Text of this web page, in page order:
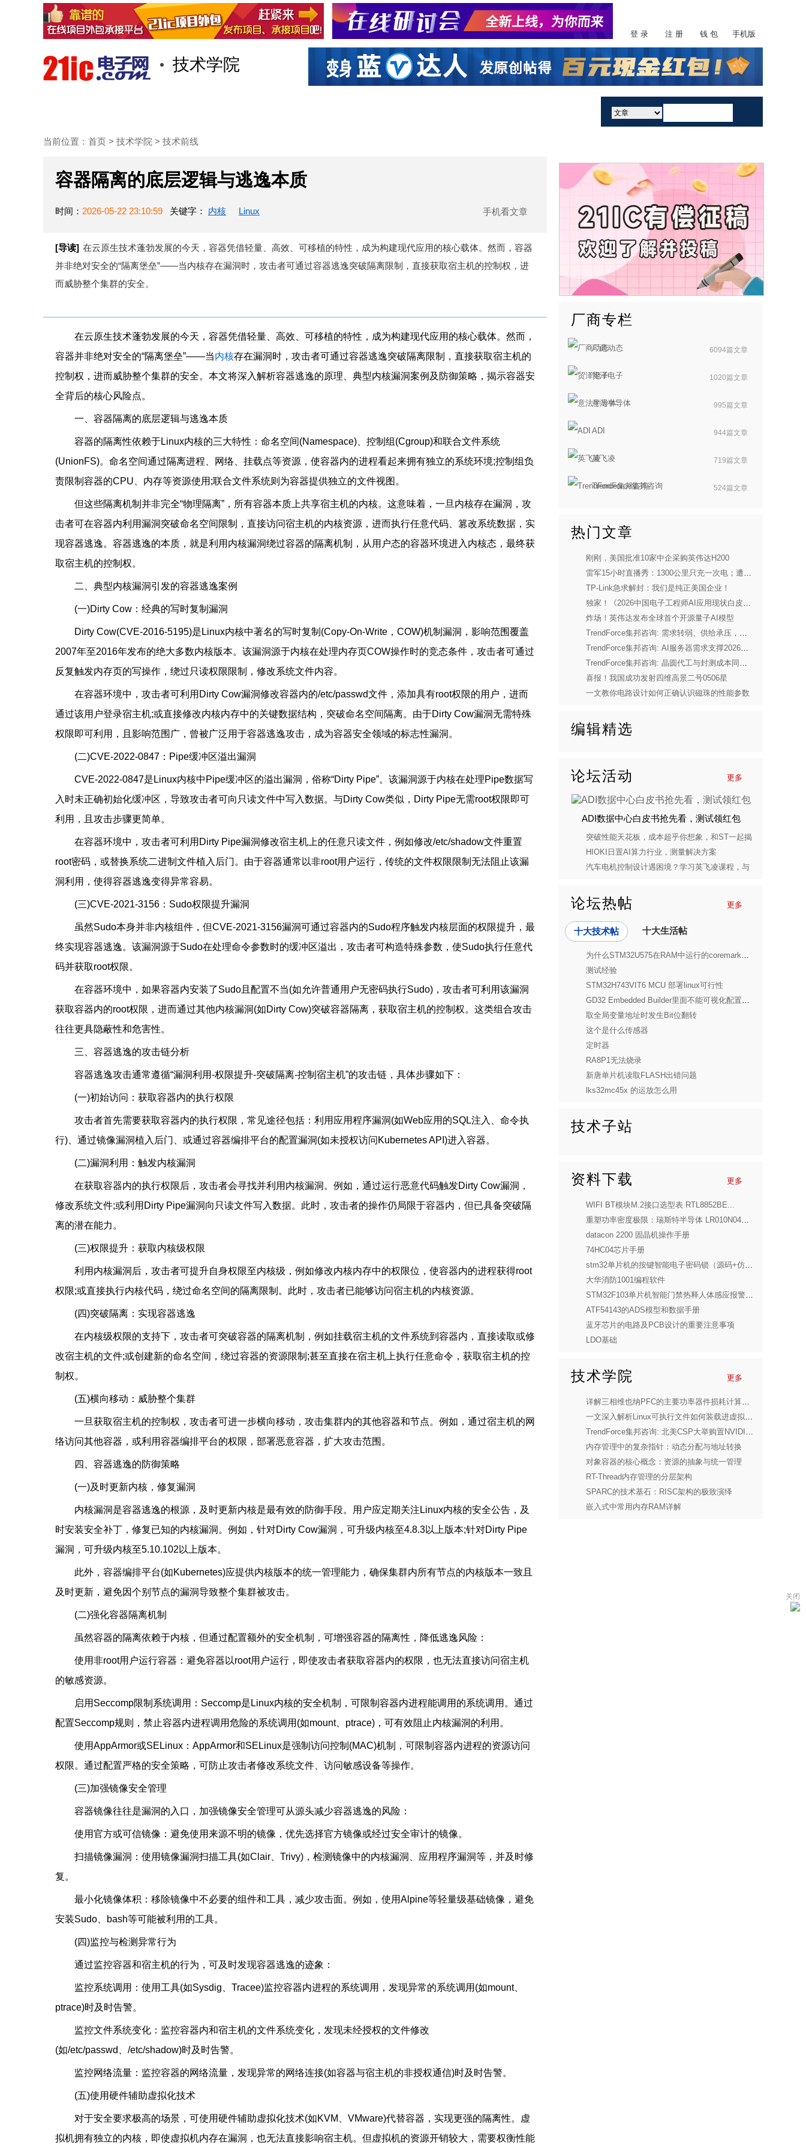
登 录 注 册 钱 包 手机版
技术学院
当前位置： 首页 > 技术学院 > 技术前线
容器隔离的底层逻辑与逃逸本质
时间： 2026-05-22 23:10:59 关键字： 内核 Linux 手机看文章
[导读] 在云原生技术蓬勃发展的今天，容器凭借轻量、高效、可移植的特性，成为构建现代应用的核心载体。然而，容器
并非绝对安全的“隔离堡垒”——当内核存在漏洞时，攻击者可通过容器逃逸突破隔离限制，直接获取宿主机的控制权，进
而威胁整个集群的安全。
在云原生技术蓬勃发展的今天，容器凭借轻量、高效、可移植的特性，成为构建现代应用的核心载体。然而，
容器并非绝对安全的“隔离堡垒”——当内核存在漏洞时，攻击者可通过容器逃逸突破隔离限制，直接获取宿主机的
控制权，进而威胁整个集群的安全。本文将深入解析容器逃逸的原理、典型内核漏洞案例及防御策略，揭示容器安
全背后的核心风险点。
一、容器隔离的底层逻辑与逃逸本质
容器的隔离性依赖于Linux内核的三大特性：命名空间(Namespace)、控制组(Cgroup)和联合文件系统
(UnionFS)。命名空间通过隔离进程、网络、挂载点等资源，使容器内的进程看起来拥有独立的系统环境;控制组负
责限制容器的CPU、内存等资源使用;联合文件系统则为容器提供独立的文件视图。
但这些隔离机制并非完全“物理隔离”，所有容器本质上共享宿主机的内核。这意味着，一旦内核存在漏洞，攻
击者可在容器内利用漏洞突破命名空间限制，直接访问宿主机的内核资源，进而执行任意代码、篡改系统数据，实
现容器逃逸。容器逃逸的本质，就是利用内核漏洞绕过容器的隔离机制，从用户态的容器环境进入内核态，最终获
取宿主机的控制权。
二、典型内核漏洞引发的容器逃逸案例
(一)Dirty Cow：经典的写时复制漏洞
Dirty Cow(CVE-2016-5195)是Linux内核中著名的写时复制(Copy-On-Write，COW)机制漏洞，影响范围覆盖
2007年至2016年发布的绝大多数内核版本。该漏洞源于内核在处理内存页COW操作时的竞态条件，攻击者可通过
反复触发内存页的写操作，绕过只读权限限制，修改系统文件内容。
在容器环境中，攻击者可利用Dirty Cow漏洞修改容器内的/etc/passwd文件，添加具有root权限的用户，进而
通过该用户登录宿主机;或直接修改内核内存中的关键数据结构，突破命名空间隔离。由于Dirty Cow漏洞无需特殊
权限即可利用，且影响范围广，曾被广泛用于容器逃逸攻击，成为容器安全领域的标志性漏洞。
(二)CVE-2022-0847：Pipe缓冲区溢出漏洞
CVE-2022-0847是Linux内核中Pipe缓冲区的溢出漏洞，俗称“Dirty Pipe”。该漏洞源于内核在处理Pipe数据写
入时未正确初始化缓冲区，导致攻击者可向只读文件中写入数据。与Dirty Cow类似，Dirty Pipe无需root权限即可
利用，且攻击步骤更简单。
在容器环境中，攻击者可利用Dirty Pipe漏洞修改宿主机上的任意只读文件，例如修改/etc/shadow文件重置
root密码，或替换系统二进制文件植入后门。由于容器通常以非root用户运行，传统的文件权限限制无法阻止该漏
洞利用，使得容器逃逸变得异常容易。
(三)CVE-2021-3156：Sudo权限提升漏洞
虽然Sudo本身并非内核组件，但CVE-2021-3156漏洞可通过容器内的Sudo程序触发内核层面的权限提升，最
终实现容器逃逸。该漏洞源于Sudo在处理命令参数时的缓冲区溢出，攻击者可构造特殊参数，使Sudo执行任意代
码并获取root权限。
在容器环境中，如果容器内安装了Sudo且配置不当(如允许普通用户无密码执行Sudo)，攻击者可利用该漏洞
获取容器内的root权限，进而通过其他内核漏洞(如Dirty Cow)突破容器隔离，获取宿主机的控制权。这类组合攻击
往往更具隐蔽性和危害性。
三、容器逃逸的攻击链分析
容器逃逸攻击通常遵循“漏洞利用-权限提升-突破隔离-控制宿主机”的攻击链，具体步骤如下：
(一)初始访问：获取容器内的执行权限
攻击者首先需要获取容器内的执行权限，常见途径包括：利用应用程序漏洞(如Web应用的SQL注入、命令执
行)、通过镜像漏洞植入后门、或通过容器编排平台的配置漏洞(如未授权访问Kubernetes API)进入容器。
(二)漏洞利用：触发内核漏洞
在获取容器内的执行权限后，攻击者会寻找并利用内核漏洞。例如，通过运行恶意代码触发Dirty Cow漏洞，
修改系统文件;或利用Dirty Pipe漏洞向只读文件写入数据。此时，攻击者的操作仍局限于容器内，但已具备突破隔
离的潜在能力。
(三)权限提升：获取内核级权限
利用内核漏洞后，攻击者可提升自身权限至内核级，例如修改内核内存中的权限位，使容器内的进程获得root
权限;或直接执行内核代码，绕过命名空间的隔离限制。此时，攻击者已能够访问宿主机的内核资源。
(四)突破隔离：实现容器逃逸
在内核级权限的支持下，攻击者可突破容器的隔离机制，例如挂载宿主机的文件系统到容器内，直接读取或修
改宿主机的文件;或创建新的命名空间，绕过容器的资源限制;甚至直接在宿主机上执行任意命令，获取宿主机的控
制权。
(五)横向移动：威胁整个集群
一旦获取宿主机的控制权，攻击者可进一步横向移动，攻击集群内的其他容器和节点。例如，通过宿主机的网
络访问其他容器，或利用容器编排平台的权限，部署恶意容器，扩大攻击范围。
四、容器逃逸的防御策略
(一)及时更新内核，修复漏洞
内核漏洞是容器逃逸的根源，及时更新内核是最有效的防御手段。用户应定期关注Linux内核的安全公告，及
时安装安全补丁，修复已知的内核漏洞。例如，针对Dirty Cow漏洞，可升级内核至4.8.3以上版本;针对Dirty Pipe
漏洞，可升级内核至5.10.102以上版本。
此外，容器编排平台(如Kubernetes)应提供内核版本的统一管理能力，确保集群内所有节点的内核版本一致且
及时更新，避免因个别节点的漏洞导致整个集群被攻击。
(二)强化容器隔离机制
虽然容器的隔离依赖于内核，但通过配置额外的安全机制，可增强容器的隔离性，降低逃逸风险：
使用非root用户运行容器：避免容器以root用户运行，即使攻击者获取容器内的权限，也无法直接访问宿主机
的敏感资源。
启用Seccomp限制系统调用：Seccomp是Linux内核的安全机制，可限制容器内进程能调用的系统调用。通过
配置Seccomp规则，禁止容器内进程调用危险的系统调用(如mount、ptrace)，可有效阻止内核漏洞的利用。
使用AppArmor或SELinux：AppArmor和SELinux是强制访问控制(MAC)机制，可限制容器内进程的资源访问
权限。通过配置严格的安全策略，可防止攻击者修改系统文件、访问敏感设备等操作。
(三)加强镜像安全管理
容器镜像往往是漏洞的入口，加强镜像安全管理可从源头减少容器逃逸的风险：
使用官方或可信镜像：避免使用来源不明的镜像，优先选择官方镜像或经过安全审计的镜像。
扫描镜像漏洞：使用镜像漏洞扫描工具(如Clair、Trivy)，检测镜像中的内核漏洞、应用程序漏洞等，并及时修
复。
最小化镜像体积：移除镜像中不必要的组件和工具，减少攻击面。例如，使用Alpine等轻量级基础镜像，避免
安装Sudo、bash等可能被利用的工具。
(四)监控与检测异常行为
通过监控容器和宿主机的行为，可及时发现容器逃逸的迹象：
监控系统调用：使用工具(如Sysdig、Tracee)监控容器内进程的系统调用，发现异常的系统调用(如mount、
ptrace)时及时告警。
监控文件系统变化：监控容器内和宿主机的文件系统变化，发现未经授权的文件修改
(如/etc/passwd、/etc/shadow)时及时告警。
监控网络流量：监控容器的网络流量，发现异常的网络连接(如容器与宿主机的非授权通信)时及时告警。
(五)使用硬件辅助虚拟化技术
对于安全要求极高的场景，可使用硬件辅助虚拟化技术(如KVM、VMware)代替容器，实现更强的隔离性。虚
拟机拥有独立的内核，即使虚拟机内存在漏洞，也无法直接影响宿主机。但虚拟机的资源开销较大，需要权衡性能
厂商专栏
厂商动态 6094篇文章
贸泽电子 1020篇文章
意法半导体 995篇文章
ADI 944篇文章
英飞凌 719篇文章
TrendForce集邦咨询 524篇文章
热门文章
刚刚，美国批准10家中企采购英伟达H200
雷军15小时直播秀：1300公里只充一次电；遭一年网暴！
TP-Link急求解封：我们是纯正美国企业！
独家！《2026中国电子工程师AI应用现状白皮书》重磅发布
炸场！英伟达发布全球首个开源量子AI模型
TrendForce集邦咨询: 需求转弱、供给承压，预估2026年全球笔电出货量将下修至年减14.8%
TrendForce集邦咨询: AI服务器需求支撑2026年第二季度存储器合约价上行，CSP借长期协议锁定供货
TrendForce集邦咨询: 晶圆代工与封测成本同步上涨，DDIC供应商正酝酿上调报价
喜报！我国成功发射四维高景二号0506星
一文教你电路设计如何正确认识磁珠的性能参数
编辑精选
更多
论坛活动
ADI数据中心白皮书抢先看，测试领红包
突破性能天花板，成本超乎你想象，和ST一起揭
开STM32C5的神秘面纱
HIOKI日置AI算力行业，测量解决方案
汽车电机控制设计遇困境？学习英飞凌课程，与
更多
论坛热帖
十大技术帖 十大生活帖
为什么STM32U575在RAM中运行的coremark分数比在Flash中小
测试经验
STM32H743VIT6 MCU 部署linux可行性
GD32 Embedded Builder里面不能可视化配置F450
取全局变量地址时发生Bit位翻转
这个是什么传感器
定时器
RA8P1无法烧录
新唐单片机读取FLASH出错问题
lks32mc45x 的运放怎么用
技术子站
更多
资料下载
WIFI BT模块M.2接口选型表 RTL8852BE...
重塑功率密度极限：瑞斯特半导体 LR010N04SD10 深度解析
datacon 2200 固晶机操作手册
74HC04芯片手册
stm32单片机的按键智能电子密码锁（源码+仿真+原理图+PCB+参考报告）
大华消防1001编程软件
STM32F103单片机智能门禁热释人体感应报警设计(全套)
ATF54143的ADS模型和数据手册
蓝牙芯片的电路及PCB设计的重要注意事项
LDO基础
更多
技术学院
详解三相维也纳PFC的主要功率器件损耗计算和热设计
一文深入解析Linux可执行文件如何装载进虚拟内存
TrendForce集邦咨询: 北美CSP大举购置NVIDIA GB / Rubin整柜式方案，2026年AI推理算力将跃升1.2倍
内存管理中的复杂指针：动态分配与地址转换
对象容器的核心概念：资源的抽象与统一管理
RT-Thread内存管理的分层架构
SPARC的技术基石：RISC架构的极致演绎
嵌入式中常用内存RAM详解
关闭